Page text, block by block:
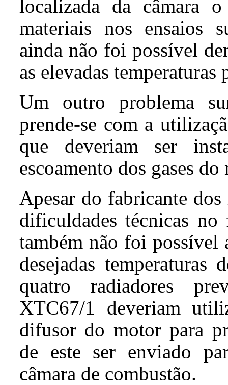
localizada da câmara
materiais nos ensaios
ainda não foi possível
as elevadas temperaturas
Um outro problema
prende-se com a
que deveriam ser
escoamento dos gases
Apesar do fabricante
dificuldades técnicas no
também não foi possível
desejadas temperaturas
quatro radiadores
XTC67/1 deveriam
difusor do motor para
de este ser enviado
câmara de combustão.